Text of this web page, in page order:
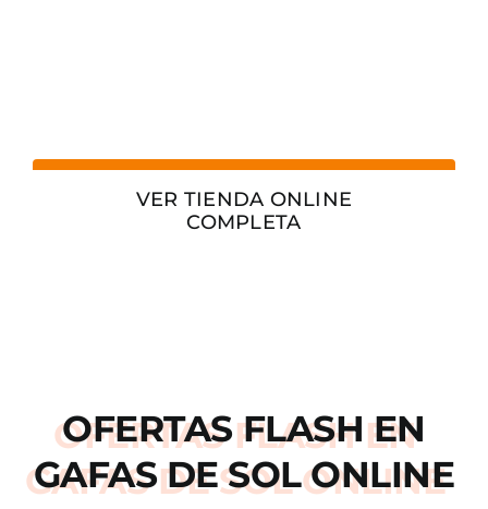
VER TIENDA ONLINE
COMPLETA
OFERTAS FLASH EN
GAFAS DE SOL ONLINE